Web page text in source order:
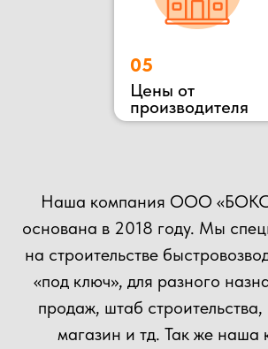
потенциальных клиентов и партнеров, Вы
убедиться в качестве материалов и взглянуть на
сам процесс изготовления.
Подробнее